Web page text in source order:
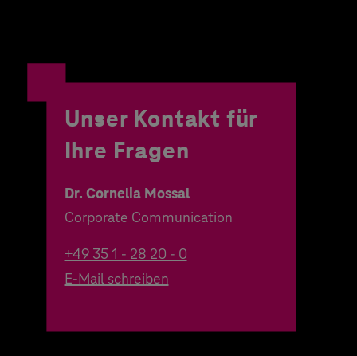
Unser Kontakt für
Ihre Fragen
Dr. Cornelia Mossal
Corporate Communication
+49 35 1 - 28 20 - 0
E-Mail schreiben